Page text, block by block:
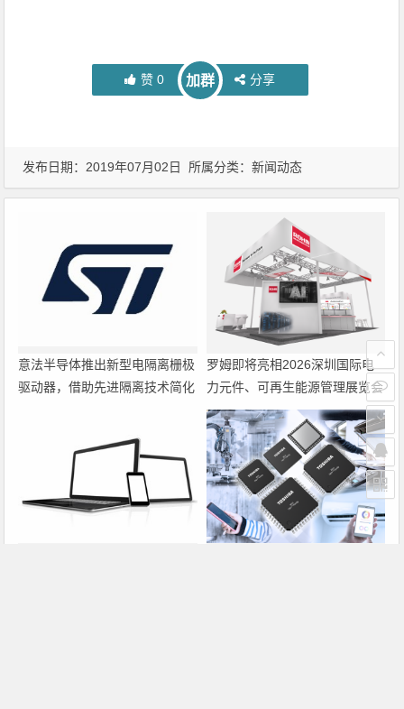
赞 0 加群 分享
发布日期：2019年07月02日 所属分类：新闻动态
意法半导体推出新型电隔离栅极
驱动器，借助先进隔离技术简化
罗姆即将亮相2026深圳国际电
力元件、可再生能源管理展览会
暨研讨会